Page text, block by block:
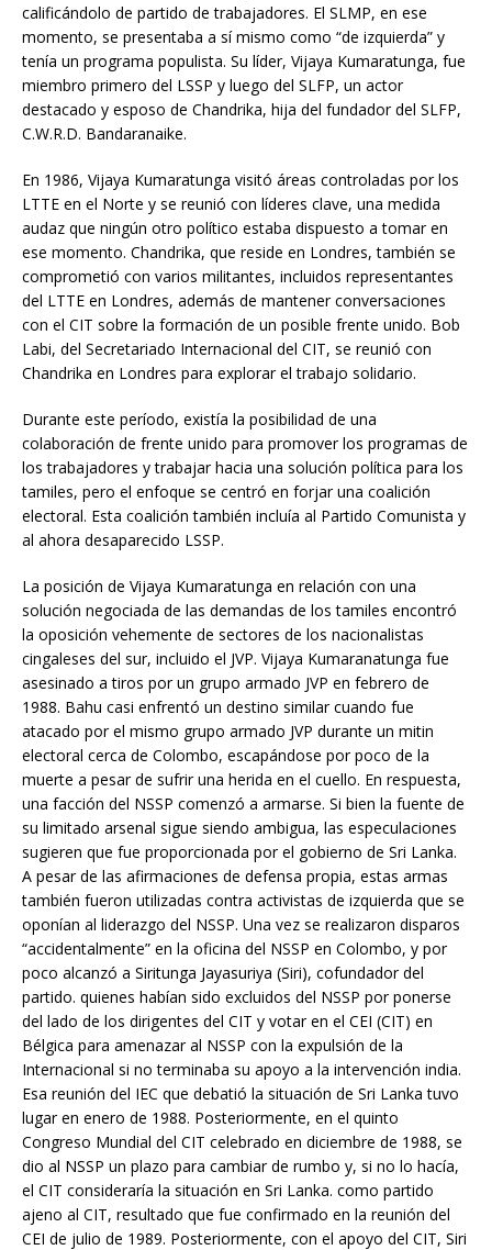
calificándolo de partido de trabajadores. El SLMP, en ese
momento, se presentaba a sí mismo como “de izquierda” y
tenía un programa populista. Su líder, Vijaya Kumaratunga, fue
miembro primero del LSSP y luego del SLFP, un actor
destacado y esposo de Chandrika, hija del fundador del SLFP,
C.W.R.D. Bandaranaike.
En 1986, Vijaya Kumaratunga visitó áreas controladas por los
LTTE en el Norte y se reunió con líderes clave, una medida
audaz que ningún otro político estaba dispuesto a tomar en
ese momento. Chandrika, que reside en Londres, también se
comprometió con varios militantes, incluidos representantes
del LTTE en Londres, además de mantener conversaciones
con el CIT sobre la formación de un posible frente unido. Bob
Labi, del Secretariado Internacional del CIT, se reunió con
Chandrika en Londres para explorar el trabajo solidario.
Durante este período, existía la posibilidad de una
colaboración de frente unido para promover los programas de
los trabajadores y trabajar hacia una solución política para los
tamiles, pero el enfoque se centró en forjar una coalición
electoral. Esta coalición también incluía al Partido Comunista y
al ahora desaparecido LSSP.
La posición de Vijaya Kumaratunga en relación con una
solución negociada de las demandas de los tamiles encontró
la oposición vehemente de sectores de los nacionalistas
cingaleses del sur, incluido el JVP. Vijaya Kumaranatunga fue
asesinado a tiros por un grupo armado JVP en febrero de
1988. Bahu casi enfrentó un destino similar cuando fue
atacado por el mismo grupo armado JVP durante un mitin
electoral cerca de Colombo, escapándose por poco de la
muerte a pesar de sufrir una herida en el cuello. En respuesta,
una facción del NSSP comenzó a armarse. Si bien la fuente de
su limitado arsenal sigue siendo ambigua, las especulaciones
sugieren que fue proporcionada por el gobierno de Sri Lanka.
A pesar de las afirmaciones de defensa propia, estas armas
también fueron utilizadas contra activistas de izquierda que se
oponían al liderazgo del NSSP. Una vez se realizaron disparos
“accidentalmente” en la oficina del NSSP en Colombo, y por
poco alcanzó a Siritunga Jayasuriya (Siri), cofundador del
partido. quienes habían sido excluidos del NSSP por ponerse
del lado de los dirigentes del CIT y votar en el CEI (CIT) en
Bélgica para amenazar al NSSP con la expulsión de la
Internacional si no terminaba su apoyo a la intervención india.
Esa reunión del IEC que debatió la situación de Sri Lanka tuvo
lugar en enero de 1988. Posteriormente, en el quinto
Congreso Mundial del CIT celebrado en diciembre de 1988, se
dio al NSSP un plazo para cambiar de rumbo y, si no lo hacía,
el CIT consideraría la situación en Sri Lanka. como partido
ajeno al CIT, resultado que fue confirmado en la reunión del
CEI de julio de 1989. Posteriormente, con el apoyo del CIT, Siri